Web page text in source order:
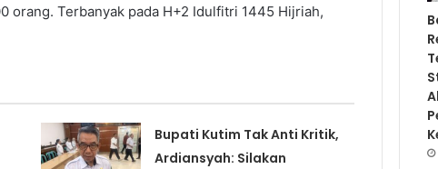
orang. Terbanyak pada H+2 Idulfitri 1445 Hijriah,
Bupati Kutim Tak Anti Kritik,
Ardiansyah: Silakan